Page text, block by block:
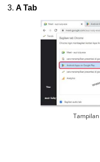
3. A Tab
Tampilan